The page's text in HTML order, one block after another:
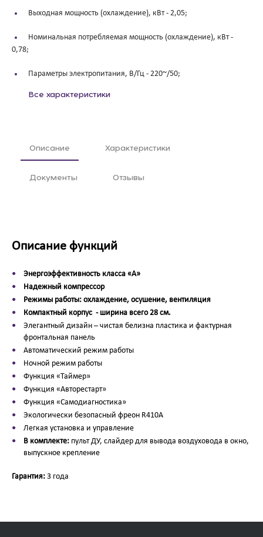
Выходная мощность (охлаждение), кВт - 2,05;
Номинальная потребляемая мощность (охлаждение), кВт -
0,78;
Параметры электропитания, В/Гц - 220~/50;
Все характеристики
Описание Характеристики
Документы Отзывы
Описание функций
Энергоэффективность класса «А»
Надежный компрессор
Режимы работы: охлаждение, осушение, вентиляция
Компактный корпус - ширина всего 28 см.
Элегантный дизайн – чистая белизна пластика и фактурная
фронтальная панель
Автоматический режим работы
Ночной режим работы
Функция «Таймер»
Функция «Авторестарт»
Функция «Самодиагностика»
Экологически безопасный фреон R410A
Легкая установка и управление
В комплекте: пульт ДУ, слайдер для вывода воздуховода в окно,
выпускное крепление
Гарантия: 3 года